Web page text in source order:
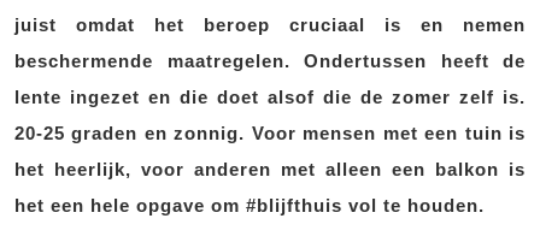
juist omdat het beroep cruciaal is en nemen
beschermende maatregelen. Ondertussen heeft de
lente ingezet en die doet alsof die de zomer zelf is.
20-25 graden en zonnig. Voor mensen met een tuin is
het heerlijk, voor anderen met alleen een balkon is
het een hele opgave om #blijfthuis vol te houden.